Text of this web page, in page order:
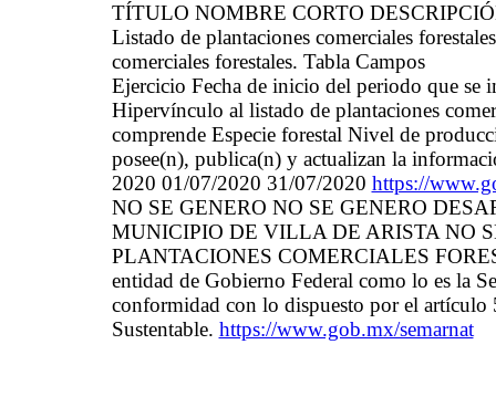
TÍTULO NOMBRE CORTO
Listado de plantaciones comerciales
comerciales forestales. Tabla Campos
Ejercicio Fecha de inicio del periodo que se
Hipervínculo al listado de plantaciones
comprende Especie forestal Nivel de
posee(n), publica(n) y actualizan la
2020 01/07/2020 31/07/2020 https://
NO SE GENERO NO SE GENERO
MUNICIPIO DE VILLA DE ARISTA NO
PLANTACIONES COMERCIALES
entidad de Gobierno Federal como lo es la
conformidad con lo dispuesto por el artículo
Sustentable. https://www.gob.mx/semarnat